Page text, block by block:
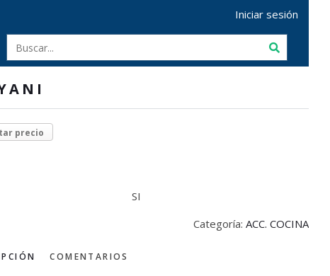
Iniciar sesión
precio
SI
Categoría: ACC. COCINA
COMENTARIOS